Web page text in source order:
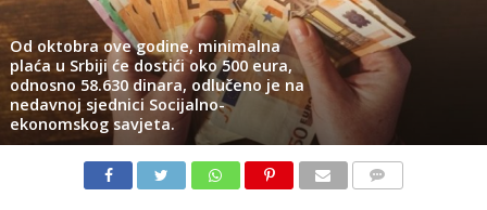
Od oktobra ove godine, minimalna
plaća u Srbiji će dostići oko 500 eura,
odnosno 58.630 dinara, odlučeno je na
nedavnoj sjednici Socijalno-
ekonomskog savjeta.